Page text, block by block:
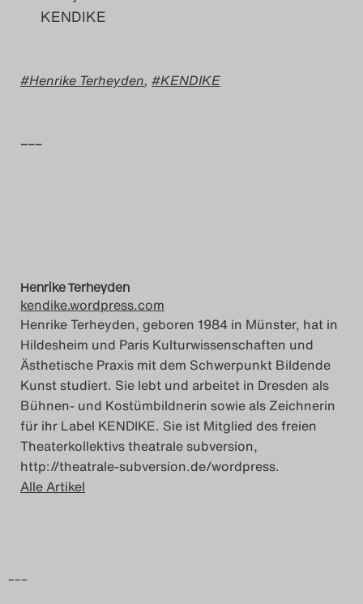
KENDIKE
Henrike Terheyden, KENDIKE
–––
Henrike Terheyden
kendike.wordpress.com
Henrike Terheyden, geboren 1984 in Münster, hat in
Hildesheim und Paris Kulturwissenschaften und
Ästhetische Praxis mit dem Schwerpunkt Bildende
Kunst studiert. Sie lebt und arbeitet in Dresden als
Bühnen- und Kostümbildnerin sowie als Zeichnerin
für ihr Label KENDIKE. Sie ist Mitglied des freien
Theaterkollektivs theatrale subversion,
http://theatrale-subversion.de/wordpress.
Alle Artikel
–––